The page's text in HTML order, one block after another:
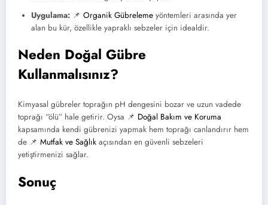
Uygulama: 📌 Organik Gübreleme yöntemleri arasında yer
alan bu kür, özellikle yapraklı sebzeler için idealdir.
Neden Doğal Gübre
Kullanmalısınız?
Kimyasal gübreler toprağın pH dengesini bozar ve uzun vadede
toprağı “ölü” hale getirir. Oysa 📌 Doğal Bakım ve Koruma
kapsamında kendi gübrenizi yapmak hem toprağı canlandırır hem
de 📌 Mutfak ve Sağlık açısından en güvenli sebzeleri
yetiştirmenizi sağlar.
Sonuç